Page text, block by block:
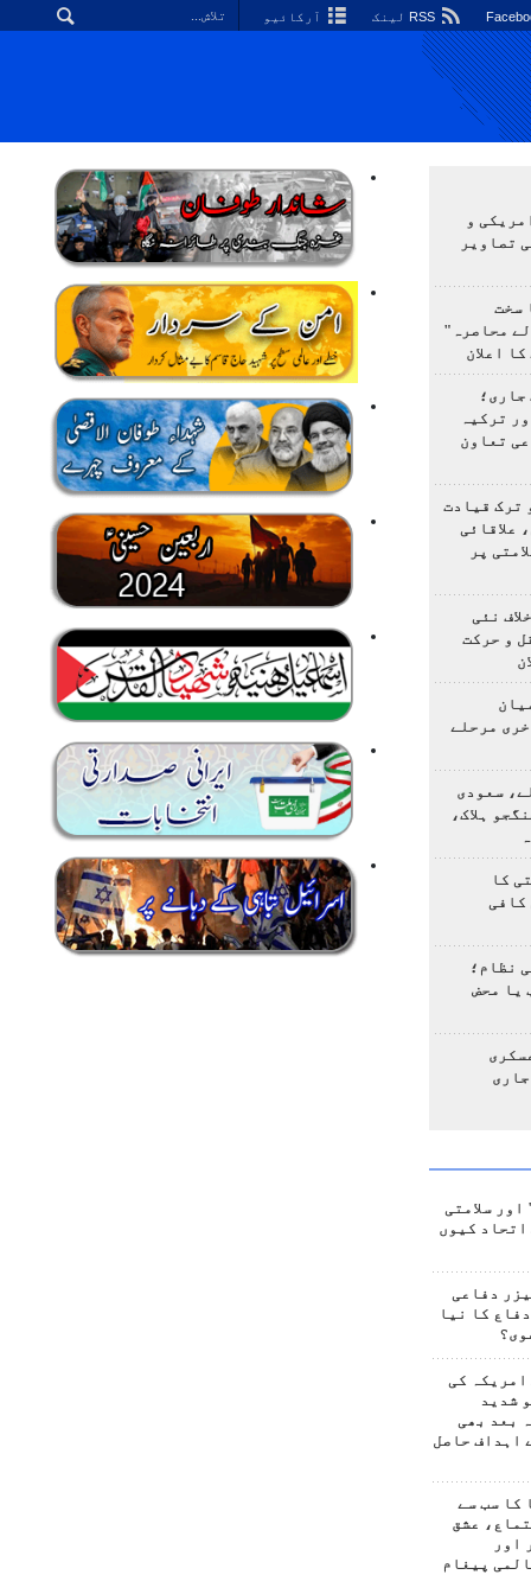
آرکائیو
و
تصاویر
سخت
محاصرہ"
اعلان
جاری؛
ترکیہ
تعاون
ترک قیادت
علاقائی
پر
نئی
و حرکت
مرحلے
سعودی
ہلاک،
کا
کافی
نظام؛
یا محض
سلامتی
اتحاد کیوں
دفاعی
کا نیا
امریکہ کی
شدید
بعد بھی
اہداف حاصل
کا سب سے
عشق
اور
پیغام